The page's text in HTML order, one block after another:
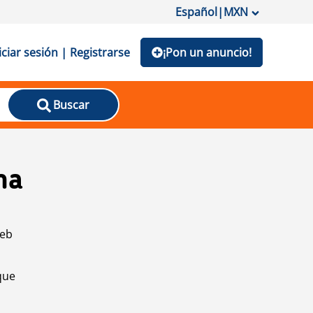
Español|MXN
sesión | Registrarse ¡Pon un anuncio!
Buscar